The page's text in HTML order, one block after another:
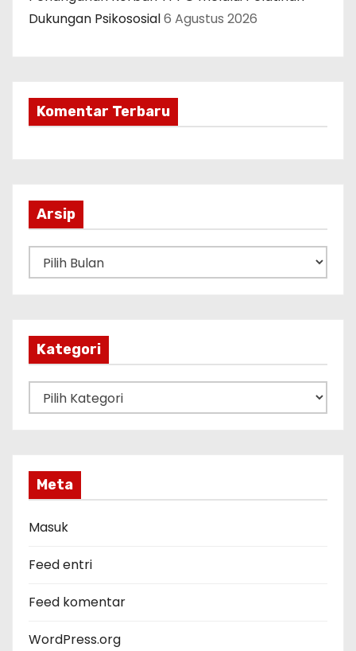
Dukungan Psikososial6 Agustus 2026
Komentar Terbaru
Arsip
r
Kategori
a
o
r
Meta
Masuk
Feed entri
Feed komentar
WordPress.org